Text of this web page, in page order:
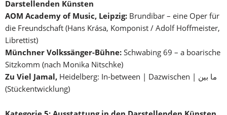
Darstellenden Künsten
AOM Academy of Music, Leipzig: Brundibar – eine Oper für
die Freundschaft (Hans Krása, Komponist / Adolf Hoffmeister,
Librettist)
Münchner Volkssänger-Bühne: Schwabing 69 – a boarische
Sitzkomm (nach Monika Nitschke)
Zu Viel Jamal, Heidelberg: In-between | Dazwischen | ما بین
(Stückentwicklung)